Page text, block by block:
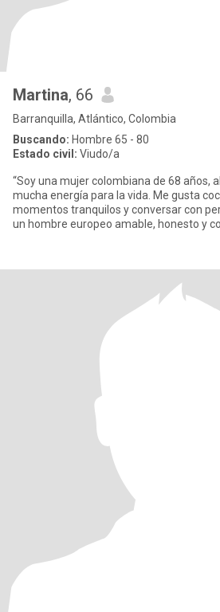
Martina, 66
Barranquilla, Atlántico, Colombia
Buscando: Hombre 65 - 80
Estado civil: Viudo/a
“Soy una mujer colombiana de 68 años,
mucha energía para la vida. Me gusta
momentos tranquilos y conversar con
un hombre europeo amable, honesto y